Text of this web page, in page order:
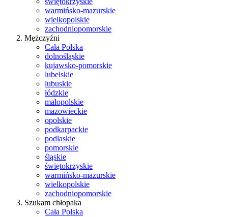
warmińsko-mazurskie
wielkopolskie
zachodniopomorskie
Mężczyźni
Cała Polska
dolnośląskie
kujawsko-pomorskie
lubelskie
lubuskie
łódzkie
małopolskie
mazowieckie
opolskie
podkarpackie
podlaskie
pomorskie
śląskie
świętokrzyskie
warmińsko-mazurskie
wielkopolskie
zachodniopomorskie
Szukam chłopaka
Cała Polska